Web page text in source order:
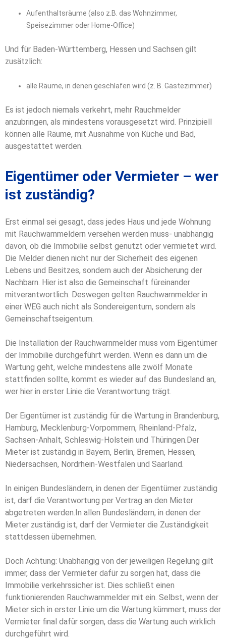
Aufenthaltsräume (also z.B. das Wohnzimmer,
Speisezimmer oder Home-Office)
Und für Baden-Württemberg, Hessen und Sachsen gilt
zusätzlich:
alle Räume, in denen geschlafen wird (z. B. Gästezimmer)
Es ist jedoch niemals verkehrt, mehr Rauchmelder
anzubringen, als mindestens vorausgesetzt wird. Prinzipiell
können alle Räume, mit Ausnahme von Küche und Bad,
ausgestattet werden.
Eigentümer oder Vermieter – wer
ist zuständig?
Erst einmal sei gesagt, dass jedes Haus und jede Wohnung
mit Rauchwarnmeldern versehen werden muss- unabhängig
davon, ob die Immobilie selbst genutzt oder vermietet wird.
Die Melder dienen nicht nur der Sicherheit des eigenen
Lebens und Besitzes, sondern auch der Absicherung der
Nachbarn. Hier ist also die Gemeinschaft füreinander
mitverantwortlich. Deswegen gelten Rauchwarnmelder in
einer WEG auch nicht als Sondereigentum, sondern als
Gemeinschaftseigentum.
Die Installation der Rauchwarnmelder muss vom Eigentümer
der Immobilie durchgeführt werden. Wenn es dann um die
Wartung geht, welche mindestens alle zwölf Monate
stattfinden sollte, kommt es wieder auf das Bundesland an,
wer hier in erster Linie die Verantwortung trägt.
Der Eigentümer ist zuständig für die Wartung in Brandenburg,
Hamburg, Mecklenburg-Vorpommern, Rheinland-Pfalz,
Sachsen-Anhalt, Schleswig-Holstein und Thüringen. Der
Mieter ist zuständig in Bayern, Berlin, Bremen, Hessen,
Niedersachsen, Nordrhein-Westfalen und Saarland.
In einigen Bundesländern, in denen der Eigentümer zuständig
ist, darf die Verantwortung per Vertrag an den Mieter
abgetreten werden. In allen Bundesländern, in denen der
Mieter zuständig ist, darf der Vermieter die Zuständigkeit
stattdessen übernehmen.
Doch Achtung: Unabhängig von der jeweiligen Regelung gilt
immer, dass der Vermieter dafür zu sorgen hat, dass die
Immobilie verkehrssicher ist. Dies schließt einen
funktionierenden Rauchwarnmelder mit ein. Selbst, wenn der
Mieter sich in erster Linie um die Wartung kümmert, muss der
Vermieter final dafür sorgen, dass die Wartung auch wirklich
durchgeführt wird.